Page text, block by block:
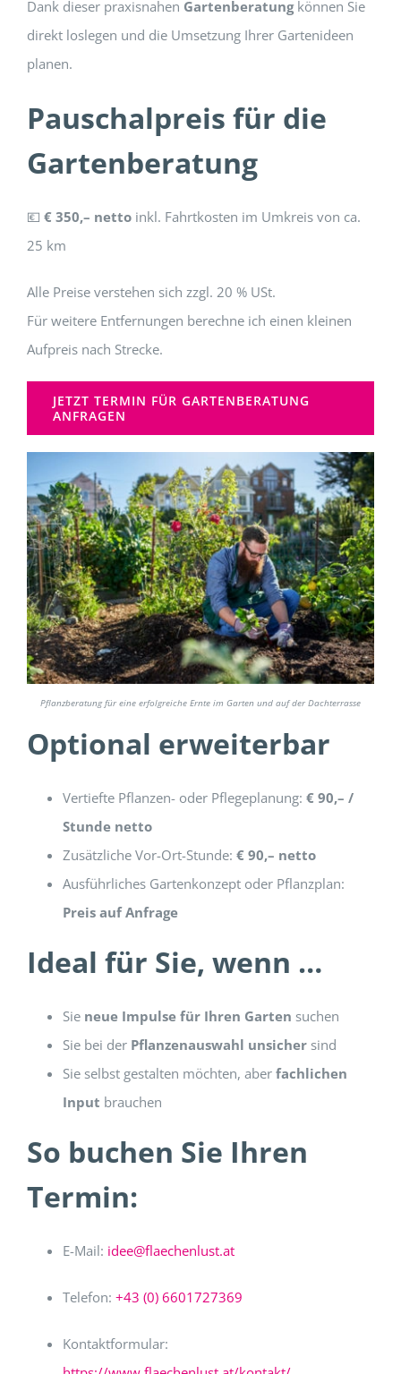
Dank dieser praxisnahen Gartenberatungkönnen Sie
direkt loslegen und die Umsetzung Ihrer Gartenideen
planen.
Pauschalpreis für die
Gartenberatung
💶 € 350,– netto inkl. Fahrtkosten im Umkreis von ca.
25 km
Alle Preise verstehen sich zzgl. 20 % USt.
Für weitere Entfernungen berechne ich einen kleinen
Aufpreis nach Strecke.
JETZT TERMIN FÜR GARTENBERATUNG
ANFRAGEN
Pflanzberatung für eine erfolgreiche Ernte im Garten und auf der Dachterrasse
Optional erweiterbar
Vertiefte Pflanzen- oder Pflegeplanung: € 90,– /
Stunde netto
Zusätzliche Vor-Ort-Stunde: € 90,– netto
Ausführliches Gartenkonzept oder Pflanzplan:
Preis auf Anfrage
Ideal für Sie, wenn …
Sie neue Impulse für Ihren Garten suchen
Sie bei der Pflanzenauswahl unsichersind
Sie selbst gestalten möchten, aber fachlichen
Input brauchen
So buchen Sie Ihren
Termin:
E-Mail: idee@flaechenlust.at
Telefon: +43 (0) 6601727369
Kontaktformular: